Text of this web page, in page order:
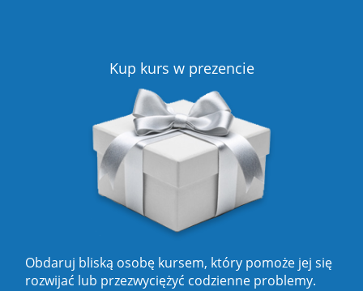
Kup kurs w prezencie
Obdaruj bliską osobę kursem, który pomoże jej się
rozwijać lub przezwyciężyć codzienne problemy.